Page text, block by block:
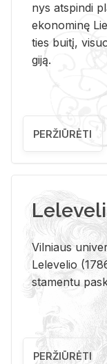
nys at­spin­di
eko­no­mi­nę
ties bui­tį,
gi­ją.
PERŽIŪRĖTI
Vil­niaus
Le­le­ve­lio
sta­men­tu
PERŽIŪRĖTI